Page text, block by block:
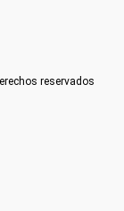
reservados